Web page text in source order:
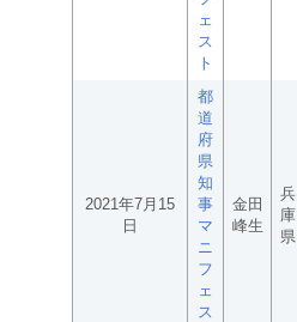
ェ
ス
ト
2021年7月15
日
都
道
府
県
知
事
マ
ニ
フ
ェ
ス
金田
峰生
兵
庫
県